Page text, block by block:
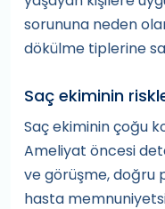
sorununa neden
dökülme tiplerine
Saç ekiminin
Saç ekiminin çoğu
Ameliyat öncesi
ve görüşme, doğru
hasta